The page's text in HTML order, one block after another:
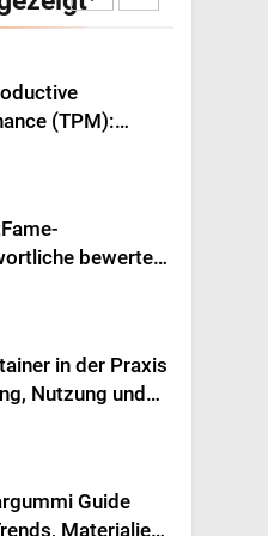
peuvent
(TPM):
Einbindung der
bewerten
Anstieg der
in der Praxis
Nutzung und
Guide
Materialien